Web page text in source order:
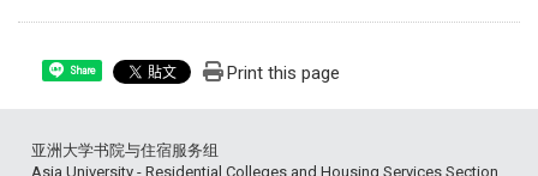
Share Print this page
亚洲大学书院与住宿服务组
Asia University - Residential Colleges and Housing Services Section